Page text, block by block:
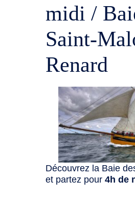
midi /
Saint-
Renard
Découvrez la Baie
et partez pour4h de